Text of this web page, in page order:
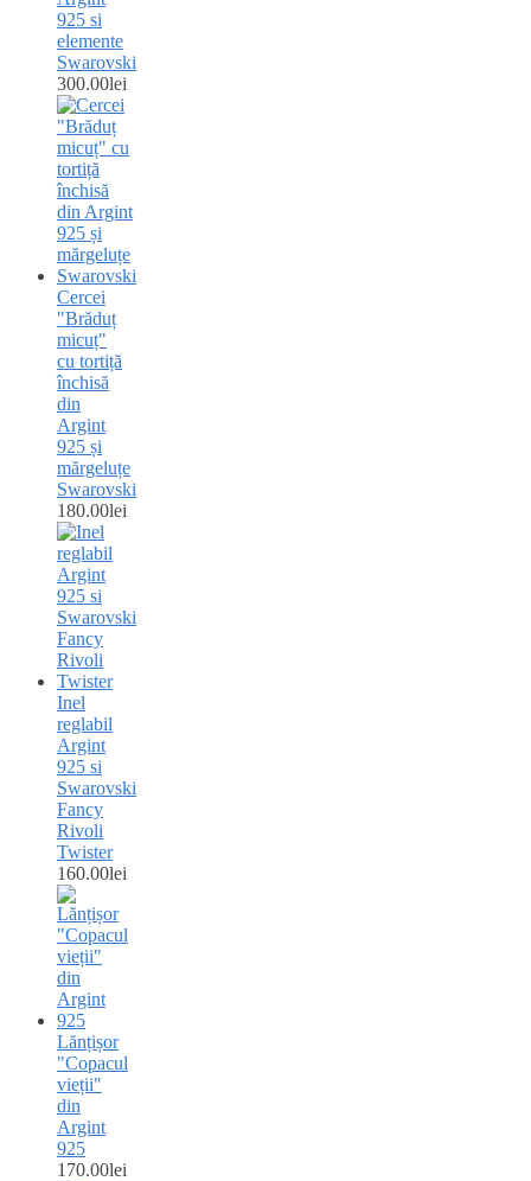
925 si
elemente
Swarovski
300.00lei
Cercei
"Brăduț
micuț"
cu tortiță
închisă
din
Argint
925 și
mărgeluțe
Swarovski
180.00lei
Inel
reglabil
Argint
925 si
Swarovski
Fancy
Rivoli
Twister
160.00lei
Lănțișor
"Copacul
vieții"
din
Argint
925
170.00lei